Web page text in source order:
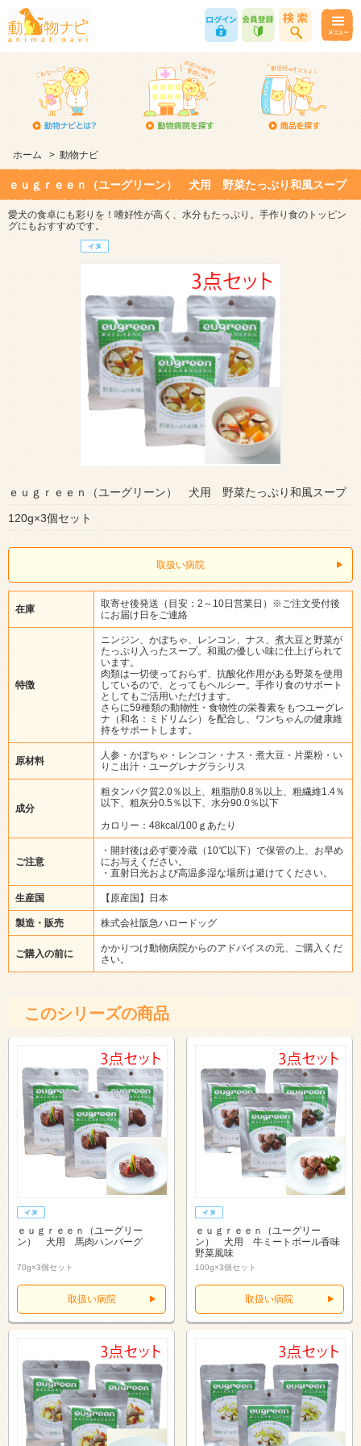
ホーム > 動物ナビ
ｅｕｇｒｅｅｎ（ユーグリーン） 犬用 野菜たっぷり和風スープ
愛犬の食卓にも彩りを！嗜好性が高く、水分もたっぷり。手作り食のトッピン
グにもおすすめです。
ｅｕｇｒｅｅｎ（ユーグリーン） 犬用 野菜たっぷり和風スープ
120g×3個セット
取扱い病院
在庫
取寄せ後発送（目安：2～10日営業日）※ご注文受付後
にお届け日をご連絡
特徴
ニンジン、かぼちゃ、レンコン、ナス、煮大豆と野菜が
たっぷり入ったスープ。和風の優しい味に仕上げられて
います。
肉類は一切使っておらず、抗酸化作用がある野菜を使用
しているので、とってもヘルシー。手作り食のサポート
としてもご活用いただけます。
さらに59種類の動物性・食物性の栄養素をもつユーグレ
ナ（和名：ミドリムシ）を配合し、ワンちゃんの健康維
持をサポートします。
原材料
人参・かぼちゃ・レンコン・ナス・煮大豆・片栗粉・い
りこ出汁・ユーグレナグラシリス
成分
粗タンパク質2.0％以上、粗脂肪0.8％以上、粗繊維1.4％
以下、粗灰分0.5％以下、水分90.0％以下
カロリー：48kcal/100ｇあたり
ご注意
・開封後は必ず要冷蔵（10℃以下）で保管の上、お早め
にお与えください。
・直射日光および高温多湿な場所は避けてください。
生産国 【原産国】日本
製造・販売 株式会社阪急ハロードッグ
ご購入の前に
かかりつけ動物病院からのアドバイスの元、ご購入くだ
さい。
このシリーズの商品
ｅｕｇｒｅｅｎ（ユーグリー
ン） 犬用 馬肉ハンバーグ
70g×3個セット
取扱い病院
ｅｕｇｒｅｅｎ（ユーグリー
ン） 犬用 牛ミートボール香味
野菜風味
100g×3個セット
取扱い病院